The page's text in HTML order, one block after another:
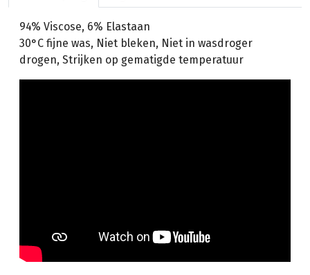
94% Viscose, 6% Elastaan
30°C fijne was, Niet bleken, Niet in wasdroger
drogen, Strijken op gematigde temperatuur